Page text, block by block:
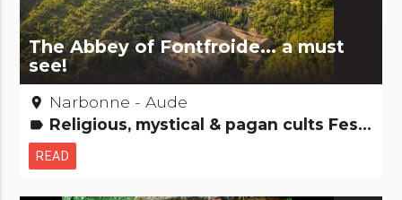
The Abbey of Fontfroide... a must
see!
place Narbonne - Aude
label Religious, mystical & pagan cults Festivities & festivals, brotherhoods Cathar country Films: film locations Major sites
READ